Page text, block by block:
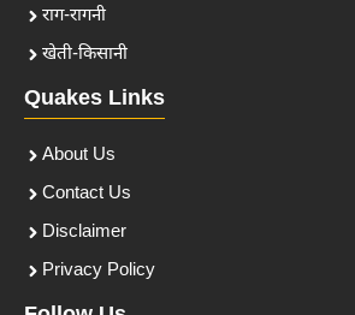
राग-रागनी
खेती-किसानी
Quakes Links
About Us
Contact Us
Disclaimer
Privacy Policy